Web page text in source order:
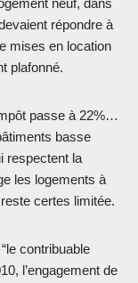
neuf, dans
répondre à
mises en location
plafonné.
passe à 22%…
basse
respectent la
les logements à
certes limitée.
contribuable
l’engagement de